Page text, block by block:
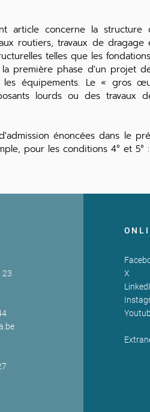
concerne la structure
routiers, travaux de
telles que les
première phase d'un projet
équipements. Le « gros
lourds ou des
énoncées dans le
pour les conditions 4° et 5°
23
X